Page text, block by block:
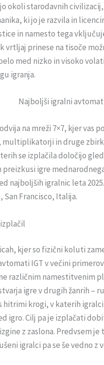
okoli starodavnih
ki jo je razvila in
in namesto tega
vrtljaj prinese na tisoče
med nizko in visoko
igranja.
na mreži 7×7, kjer vas
multiplikatorji in druge
se izplačila določijo
igre
najboljših igralnic leta
Francisco, Italija.
kjer so fizični koluti
IGT v večini
različnim namestitvenim
igre v drugih žanrih –
hitrimi krogi, v katerih
igro. Cilj pa je izplačati
z zaslona. Predvsem je
igralci pa se še vedno z